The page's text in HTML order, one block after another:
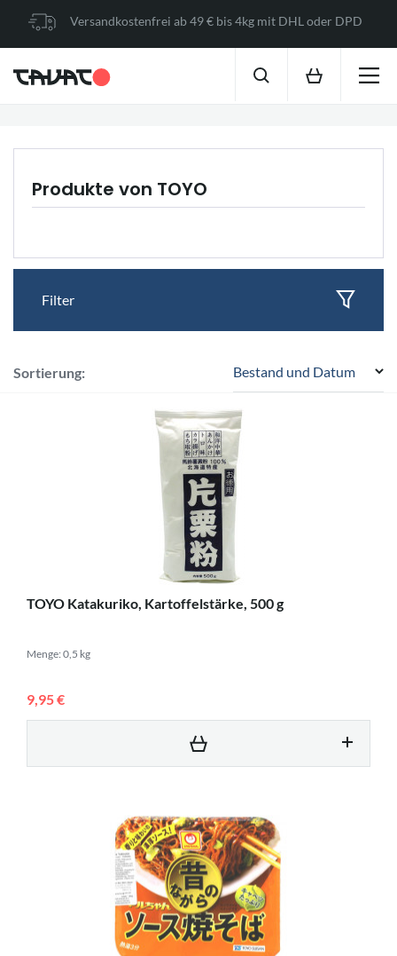
Versandkostenfrei ab 49 € bis 4kg mit DHL oder DPD
Produkte von TOYO
Filter
Sortierung: Bestand und Datum
TOYO Katakuriko, Kartoffelstärke, 500 g
Menge: 0,5 kg
9,95 €